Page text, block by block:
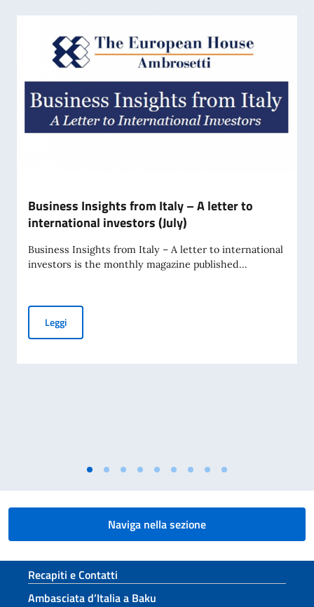
Business Insights from Italy – A letter to
international investors (July)
Business Insights from Italy – A letter to international
investors is the monthly magazine published...
LeggiBusiness Insights from Italy – A letter to international
Naviga nella sezione
Sezione footer
Recapiti e Contatti
Ambasciata d’Italia a Baku